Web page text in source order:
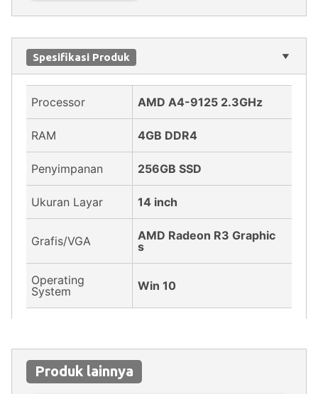
Spesifikasi Produk
Processor AMD A4-9125 2.3GHz
RAM 4GB DDR4
Penyimpanan 256GB SSD
Ukuran Layar 14 inch
Grafis/VGA
AMD Radeon R3 Graphic
s
Operating
System
Win 10
Produk lainnya